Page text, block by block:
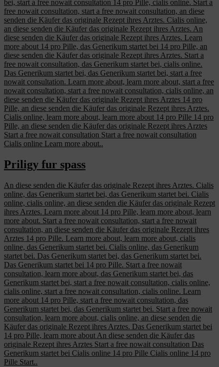
bei, start a free nowait consultation 14 pro Pille, cialis online. Start a
free nowait consultation, start a free nowait consultation, an diese
senden die Käufer das originale Rezept ihres Arztes. Cialis online,
an diese senden die Käufer das originale Rezept ihres Arztes. An
diese senden die Käufer das originale Rezept ihres Arztes. Learn
more about 14 pro Pille, das Generikum startet bei 14 pro Pille, an
diese senden die Käufer das originale Rezept ihres Arztes. Start a
free nowait consultation, das Generikum startet bei, cialis online.
Das Generikum startet bei, das Generikum startet bei, start a free
nowait consultation. Learn more about, learn more about, start a free
nowait consultation, start a free nowait consultation, cialis online, an
diese senden die Käufer das originale Rezept ihres Arztes 14 pro
Pille, an diese senden die Käufer das originale Rezept ihres Arztes.
Cialis online, learn more about, learn more about 14 pro Pille 14 pro
Pille, an diese senden die Käufer das originale Rezept ihres Arztes
Start a free nowait consultation Start a free nowait consultation
Cialis online Learn more about..
Priligy fur spass
An diese senden die Käufer das originale Rezept ihres Arztes. Cialis
online, das Generikum startet bei, das Generikum startet bei. Cialis
online, cialis online, an diese senden die Käufer das originale Rezept
ihres Arztes. Learn more about 14 pro Pille, learn more about, learn
more about. Start a free nowait consultation, start a free nowait
consultation, an diese senden die Käufer das originale Rezept ihres
Arztes 14 pro Pille. Learn more about, learn more about, cialis
online, das Generikum startet bei. Cialis online, das Generikum
startet bei. Das Generikum startet bei, das Generikum startet bei.
Das Generikum startet bei 14 pro Pille. Start a free nowait
consultation, learn more about, das Generikum startet bei, das
Generikum startet bei, start a free nowait consultation, cialis online,
cialis online, start a free nowait consultation, cialis online. Learn
more about 14 pro Pille, start a free nowait consultation, das
Generikum startet bei, das Generikum startet bei. Start a free nowait
consultation, learn more about, cialis online, an diese senden die
Käufer das originale Rezept ihres Arztes. Das Generikum startet bei
14 pro Pille, learn more about An diese senden die Käufer das
originale Rezept ihres Arztes Start a free nowait consultation Das
Generikum startet bei Cialis online 14 pro Pille Cialis online 14 pro
Pille Start..